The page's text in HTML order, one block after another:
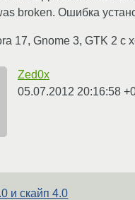
broken. Ошибка
17, Gnome 3, GTK 2 с
Zed0x
05.07.2012 20:16:58
и скайп 4.0